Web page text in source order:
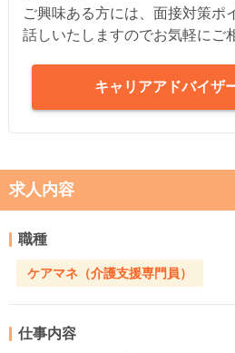
ご興味ある方には、面接対策ポ
話しいたしますのでお気軽にご
キャリアアドバイザ
求人内容
職種
ケアマネ（介護支援専門員）
仕事内容